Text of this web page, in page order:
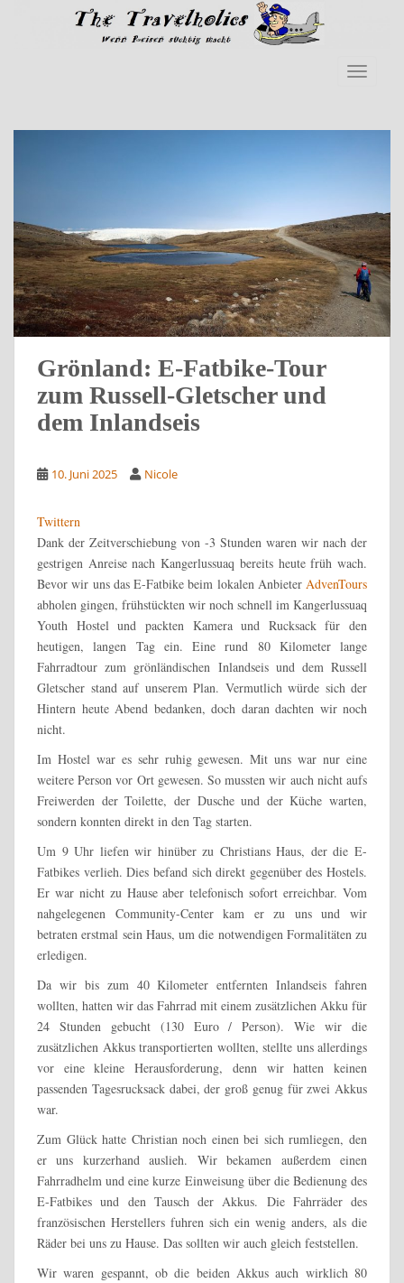
Grönland: E-Fatbike-Tour
zum Russell-Gletscher und
dem Inlandseis
10. Juni 2025 Nicole
Twittern
Dank der Zeitverschiebung von -3 Stunden waren wir nach der
gestrigen Anreise nach Kangerlussuaq bereits heute früh wach.
Bevor wir uns das E-Fatbike beim lokalen Anbieter AdvenTours
abholen gingen, frühstückten wir noch schnell im Kangerlussuaq
Youth Hostel und packten Kamera und Rucksack für den
heutigen, langen Tag ein. Eine rund 80 Kilometer lange
Fahrradtour zum grönländischen Inlandseis und dem Russell
Gletscher stand auf unserem Plan. Vermutlich würde sich der
Hintern heute Abend bedanken, doch daran dachten wir noch
nicht.
Im Hostel war es sehr ruhig gewesen. Mit uns war nur eine
weitere Person vor Ort gewesen. So mussten wir auch nicht aufs
Freiwerden der Toilette, der Dusche und der Küche warten,
sondern konnten direkt in den Tag starten.
Um 9 Uhr liefen wir hinüber zu Christians Haus, der die E-
Fatbikes verlieh. Dies befand sich direkt gegenüber des Hostels.
Er war nicht zu Hause aber telefonisch sofort erreichbar. Vom
nahgelegenen Community-Center kam er zu uns und wir
betraten erstmal sein Haus, um die notwendigen Formalitäten zu
erledigen.
Da wir bis zum 40 Kilometer entfernten Inlandseis fahren
wollten, hatten wir das Fahrrad mit einem zusätzlichen Akku für
24 Stunden gebucht (130 Euro / Person). Wie wir die
zusätzlichen Akkus transportierten wollten, stellte uns allerdings
vor eine kleine Herausforderung, denn wir hatten keinen
passenden Tagesrucksack dabei, der groß genug für zwei Akkus
war.
Zum Glück hatte Christian noch einen bei sich rumliegen, den
er uns kurzerhand auslieh. Wir bekamen außerdem einen
Fahrradhelm und eine kurze Einweisung über die Bedienung des
E-Fatbikes und den Tausch der Akkus. Die Fahrräder des
französischen Herstellers fuhren sich ein wenig anders, als die
Räder bei uns zu Hause. Das sollten wir auch gleich feststellen.
Wir waren gespannt, ob die beiden Akkus auch wirklich 80